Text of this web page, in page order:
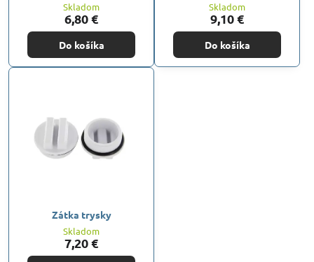
Skladom
6,80 €
Do košíka
Skladom
9,10 €
Do košíka
Zátka trysky
Skladom
7,20 €